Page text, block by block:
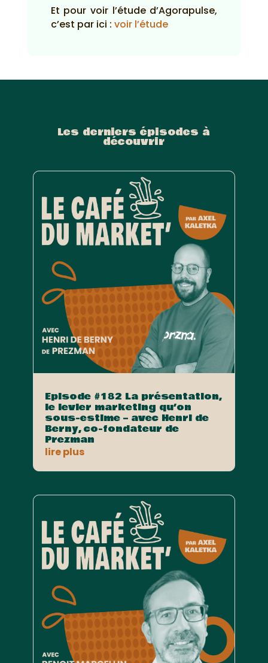
Et pour voir l’étude d’Agorapulse,
c’est par ici : voir l’étude
Les derniers épisodes à
découvrir
Episode #182 La présentation,
le levier marketing qu’on
sous-estime – avec Henri de
Berny, co-fondateur de
Prezman
lire plus